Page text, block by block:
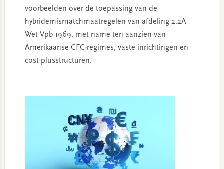
voorbeelden over de toepassing van de
hybridemismatchmaatregelen van afdeling 2.2A
Wet Vpb 1969, met name ten aanzien van
Amerikaanse CFC-regimes, vaste inrichtingen en
cost-plusstructuren.